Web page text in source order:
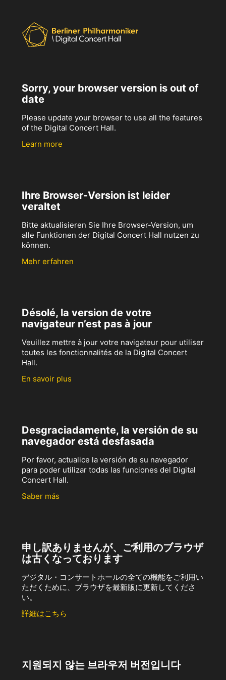
Sorry, your browser version is out of
date
Please update your browser to use all the features
of the Digital Concert Hall.
Learn more
Ihre Browser-Version ist leider
veraltet
Bitte aktualisieren Sie Ihre Browser-Version, um
alle Funktionen der Digital Concert Hall nutzen zu
können.
Mehr erfahren
Désolé, la version de votre
navigateur n’est pas à jour
Veuillez mettre à jour votre navigateur pour utiliser
toutes les fonctionnalités de la Digital Concert
Hall.
En savoir plus
Desgraciadamente, la versión de su
navegador está desfasada
Por favor, actualice la versión de su navegador
para poder utilizar todas las funciones del Digital
Concert Hall.
Saber más
申し訳ありませんが、ご利用のブラウザ
は古くなっております
デジタル・コンサートホールの全ての機能をご利用い
ただくために、ブラウザを最新版に更新してくださ
い。
詳細はこちら
지원되지 않는 브라우저 버전입니다